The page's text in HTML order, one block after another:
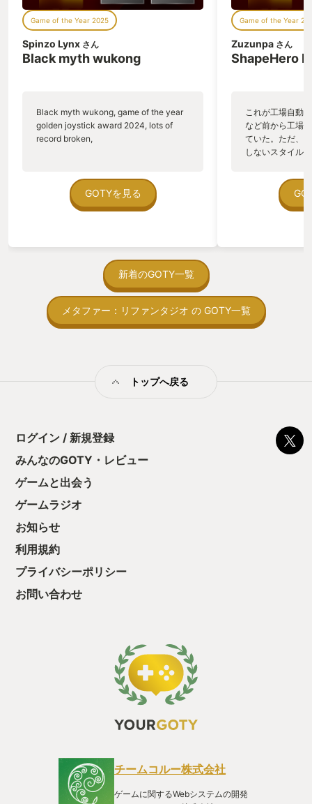
Game of the Year 2025
Spinzo Lynx さん
Black myth wukong
Black myth wukong, game of the year
golden joystick award 2024, lots of
record broken,
GOTYを見る
Game of the Year
Zuzunpa さん
ShapeHero
これが工場自動
など前から工場
ていた。ただ、
しないスタイル
ていた。 ただ
在を知ってから
う。気になる。
トコンベアの配
ん！このゲーム
向けか？という
型のローグライ
をクリアしたら
う気持ちを揺る
新着のGOTY一覧
メタファー：リファンタジオ の GOTY一覧
トップへ戻る
ログイン / 新規登録
みんなのGOTY・レビュー
ゲームと出会う
ゲームラジオ
お知らせ
利用規約
プライバシーポリシー
お問い合わせ
チームコルー株式会社
ゲームに関するWebシステムの開発